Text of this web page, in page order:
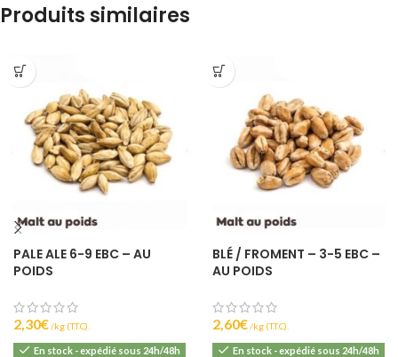
Produits similaires
PALE ALE 6-9 EBC – AU
POIDS
2,30€ (T.T.C).
En stock - expédié sous 24h/48h
BLÉ / FROMENT – 3-5 EBC –
AU POIDS
2,60€ (T.T.C).
En stock - expédié sous 24h/48h